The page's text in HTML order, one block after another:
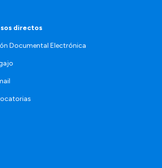
directos
Documental Electrónica